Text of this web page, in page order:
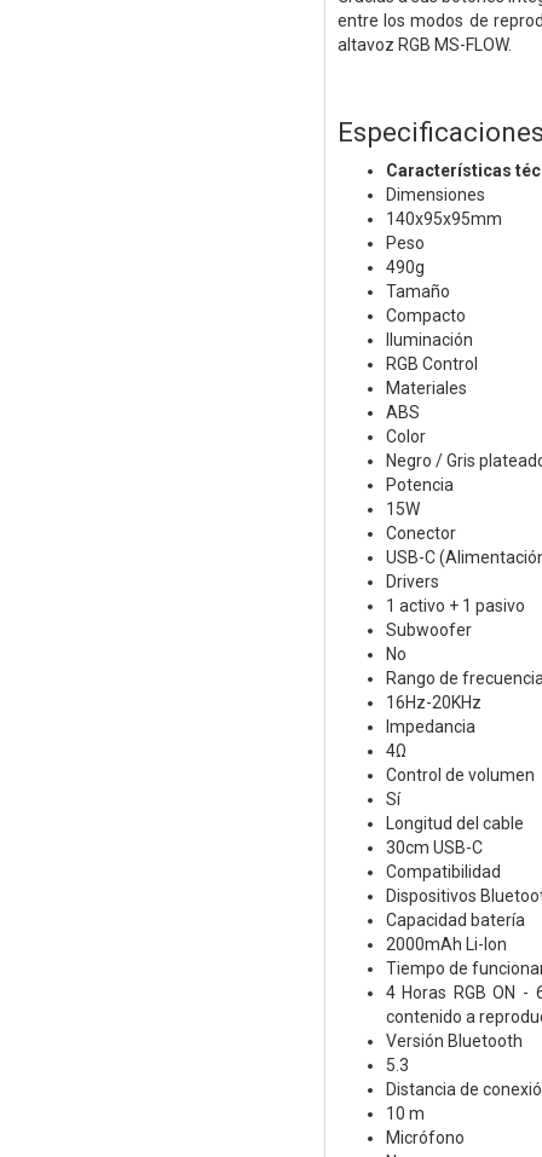
entre los modos de
altavoz RGB MS-FLOW.
Características
Dimensiones
140x95x95mm
Peso
490g
Tamaño
Compacto
Iluminación
RGB Control
Materiales
ABS
Color
Negro / Gris
Potencia
15W
Conector
USB-C
Drivers
1 activo + 1 pasivo
Subwoofer
No
Rango de
16Hz-20KHz
Impedancia
4Ω
Control de volumen
Sí
Longitud del cable
30cm USB-C
Compatibilidad
Dispositivos
Capacidad batería
2000mAh Li-Ion
Tiempo de
4 Horas RGB ON -
contenido a
Versión Bluetooth
5.3
Distancia de
10 m
Micrófono